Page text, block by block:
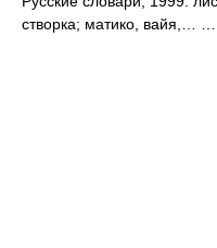
створка; матико, вайя,…